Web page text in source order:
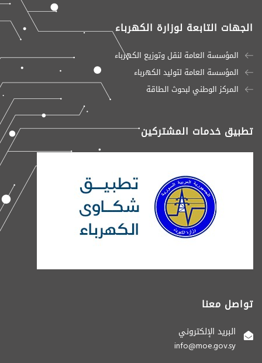
الجهات التابعة لوزارة الكهرباء
المؤسسة العامة لنقل وتوزيع الكهرباء
المؤسسة العامة لتوليد الكهرباء
المركز الوطني لبحوث الطاقة
تطبيق خدمات المشتركين
تواصل معنا
البريد الإلكتروني
info@moe.gov.sy